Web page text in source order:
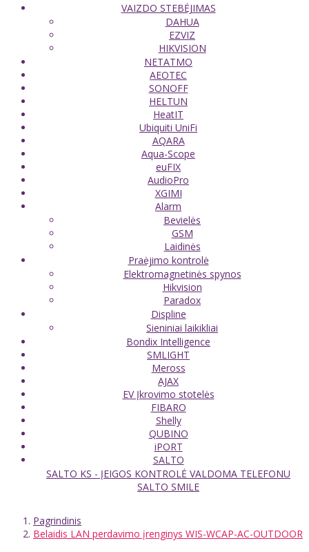
VAIZDO STEBĖJIMAS
DAHUA
EZVIZ
HIKVISION
NETATMO
AEOTEC
SONOFF
HELTUN
HeatIT
Ubiquiti UniFi
AQARA
Aqua-Scope
euFIX
AudioPro
XGIMI
Alarm
Bevielės
GSM
Laidinės
Praėjimo kontrolė
Elektromagnetinės spynos
Hikvision
Paradox
Displine
Sieniniai laikikliai
Bondix Intelligence
SMLIGHT
Meross
AJAX
EV Įkrovimo stotelės
FIBARO
Shelly
QUBINO
iPORT
SALTO
SALTO KS - ĮEIGOS KONTROLĖ VALDOMA TELEFONU
SALTO SMILE
Pagrindinis
Belaidis LAN perdavimo įrenginys WIS-WCAP-AC-OUTDOOR